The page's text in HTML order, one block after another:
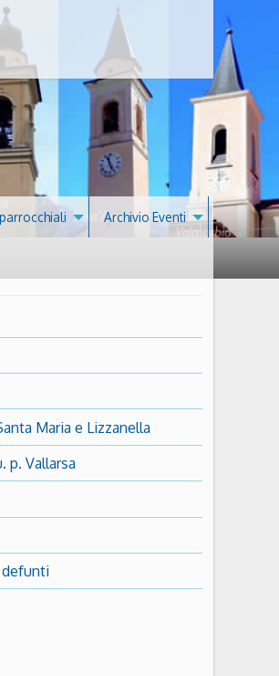
Archivio Eventi
Maria e Lizzanella
p. Vallarsa